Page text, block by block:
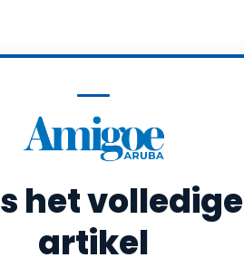
het volledige
artikel